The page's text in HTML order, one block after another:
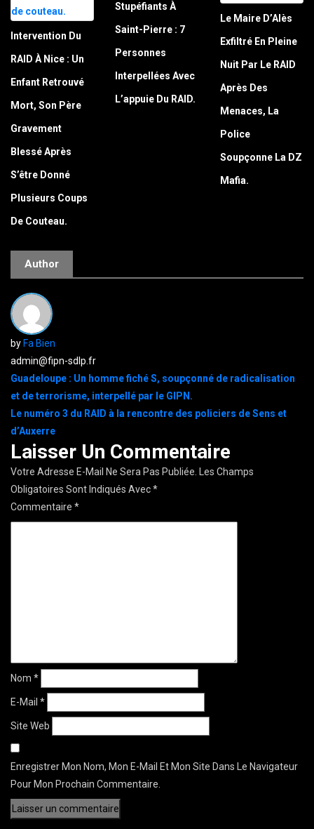
Intervention Du
RAID À Nice : Un
Enfant Retrouvé
Mort, Son Père
Gravement
Blessé Après
S’être Donné
Plusieurs Coups
De Couteau.
Stupéfiants À
Saint-Pierre : 7
Personnes
Interpellées Avec
L’appuie Du RAID.
Le Maire D’Alès
Exfiltré En Pleine
Nuit Par Le RAID
Après Des
Menaces, La
Police
Soupçonne La DZ
Mafia.
Author
by Fa Bien
admin@fipn-sdlp.fr
Navigation
de
l’article
Guadeloupe : Un homme fiché S, soupçonné de radicalisation
et de terrorisme, interpellé par le GIPN.
Le numéro 3 du RAID à la rencontre des policiers de Sens et
d’Auxerre
Laisser Un Commentaire
Votre Adresse E-Mail Ne Sera Pas Publiée. Les Champs
Obligatoires Sont Indiqués Avec*
Commentaire *
Nom *
E-Mail *
Site Web
Enregistrer Mon Nom, Mon E-Mail Et Mon Site Dans Le Navigateur
Pour Mon Prochain Commentaire.